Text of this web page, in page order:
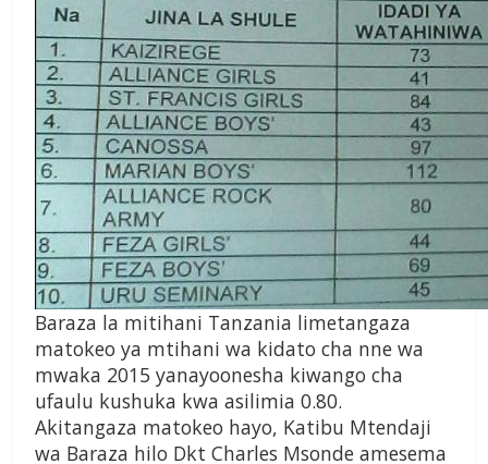
Baraza la mitihani Tanzania limetangaza
matokeo ya mtihani wa kidato cha nne wa
mwaka 2015 yanayoonesha kiwango cha
ufaulu kushuka kwa asilimia 0.80.
Akitangaza matokeo hayo, Katibu Mtendaji
wa Baraza hilo Dkt Charles Msonde amesema